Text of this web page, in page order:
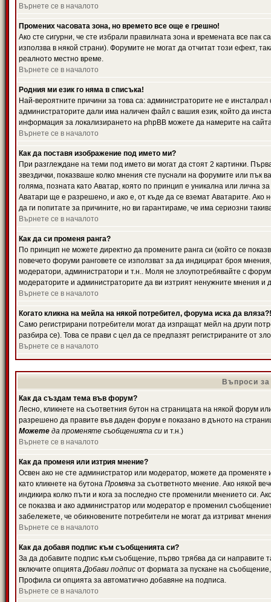
Върнете се в началото
Промених часовата зона, но времето все още е грешно!
Ако сте сигурни, че сте избрали правилната зона и времената все
използва в някой страни). Форумите не могат да отчитат този ефект,
реалното местно време.
Върнете се в началото
Родния ми език го няма в списъка!
Най-вероятните причини за това са: администраторите не е
администраторите дали има наличен файл с вашия език, който да
информация за локализирането на phpBB можете да намерите на
Върнете се в началото
Как да поставя изображение под името ми?
При разглеждане на теми под името ви могат да стоят 2 картинки.
звездички, показваше колко мнения сте пуснали на форумите или пък
голяма, позната като Аватар, която по принцип е уникална или лична
Аватари ще е разрешено, и ако е, от къде да се вземат Аватарите.
да ги попитате за причините, но ви гарантираме, че има сериозни
Върнете се в началото
Как да си променя ранга?
По принцип не можете директно да промените ранга си (който се
повечето форуми ранговете се използват за да индицират броя
модератори, администратори и т.н.. Моля не злоупотребявайте с
модераторите и администраторите да ви изтрият ненужните мнения и
Върнете се в началото
Когато кликна на мейла на някой потребител, форума иска да вляза?!
Само регистрирани потребители могат да изпращат мейл на други
разбира се). Това се прави с цел да се предпазят регистрираните от
Върнете се в началото
Въпроси
Как да създам тема във форум?
Лесно, кликнете на съответния бутон на страницата на някой форум
разрешено да правите във даден форум е показано в дъното на
Можете да променяте съобщенията си и т.н.)
Върнете се в началото
Как да променя или изтрия мнение?
Освен ако не сте администратор или модератор, можете да
като кликнете на бутона Промяна за съответното мнение. Ако някой
индикира колко пъти и кога за последно сте променили мнението си.
се показва и ако администратор или модератор е променил
забележете, че обикновените потребители не могат да изтриват
Върнете се в началото
Как да добавя подпис към съобщенията си?
За да добавите подпис към съобщение, първо трябва да си
включите опциятаДобави подпис от формата за пускане на
Профила си опцията за автоматично добавяне на подписа.
Върнете се в началото